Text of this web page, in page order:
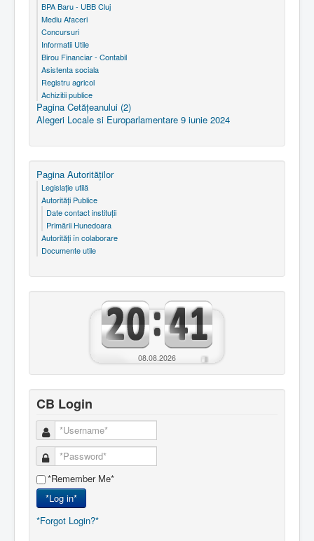
BPA Baru - UBB Cluj
Mediu Afaceri
Concursuri
Informatii Utile
Birou Financiar - Contabil
Asistenta sociala
Registru agricol
Achizitii publice
Pagina Cetăţeanului (2)
Alegeri Locale si Europarlamentare 9 iunie 2024
Pagina Autorităţilor
Legislaţie utilă
Autorităţi Publice
Date contact instituţii
Primării Hunedoara
Autorităţi în colaborare
Documente utile
08.08.2026
CB Login
*Remember Me*
*Log in*
*Forgot Login?*